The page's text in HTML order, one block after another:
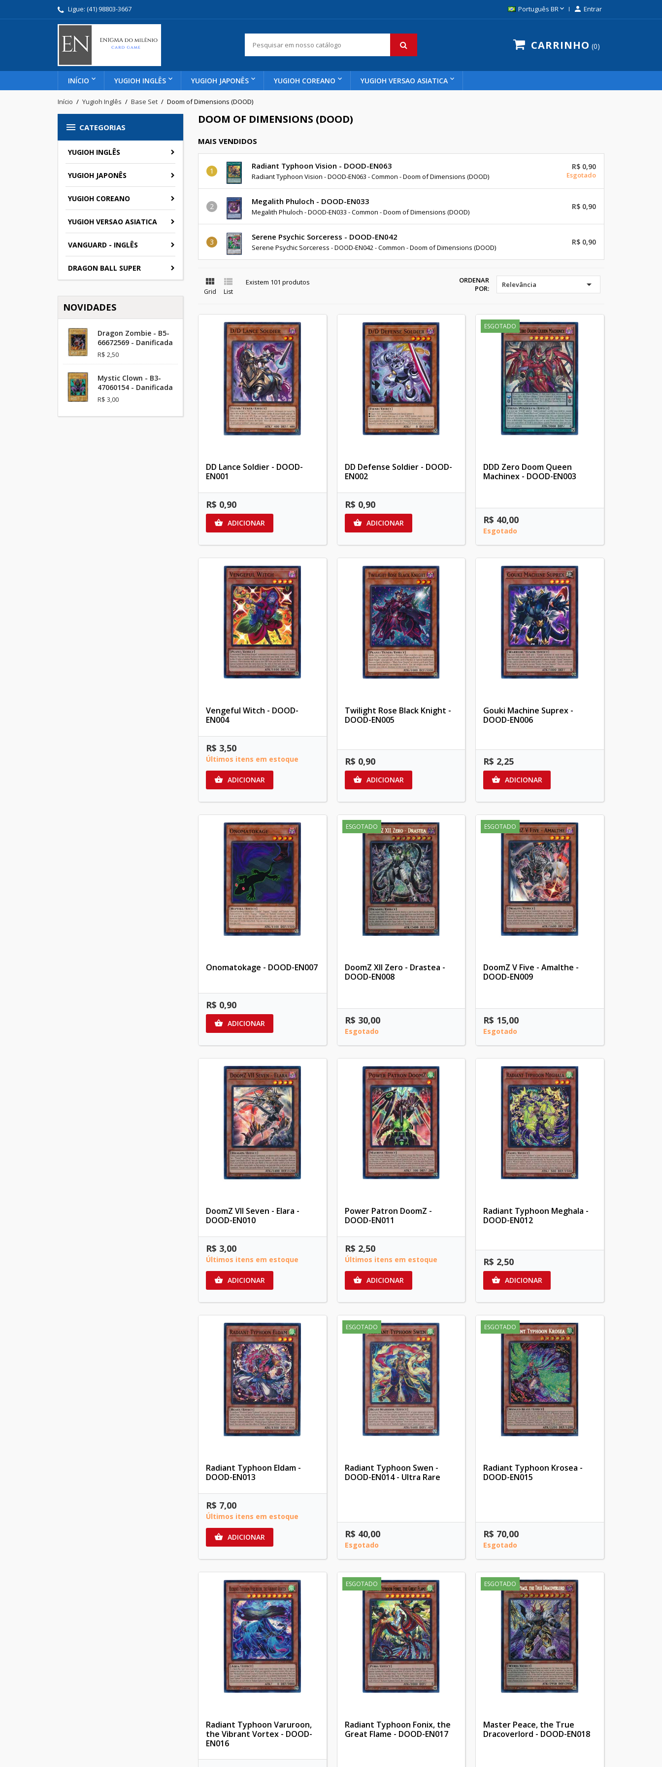
Ligue: (41) 98803-3667 Português BR  Entrar
CARRINHO 0
INÍCIO YUGIOH INGLÊS YUGIOH JAPONÊS YUGIOH COREANO YUGIOH VERSAO ASIATICA
Início Yugioh Inglês Base Set Doom of Dimensions (DOOD)
 CATEGORIAS
YUGIOH INGLÊS
YUGIOH JAPONÊS
YUGIOH COREANO
YUGIOH VERSAO ASIATICA
VANGUARD - INGLÊS
DRAGON BALL SUPER
NOVIDADES
Dragon Zombie - B5-
66672569 - Danificada
R$ 2,50
Mystic Clown - B3-
47060154 - Danificada
R$ 3,00
DOOM OF DIMENSIONS (DOOD)
MAIS VENDIDOS
Radiant Typhoon Vision - DOOD-EN063
Radiant Typhoon Vision - DOOD-EN063 - Common - Doom of Dimensions (DOOD)
R$ 0,90
Esgotado
Megalith Phuloch - DOOD-EN033
Megalith Phuloch - DOOD-EN033 - Common - Doom of Dimensions (DOOD)
R$ 0,90
Serene Psychic Sorceress - DOOD-EN042
Serene Psychic Sorceress - DOOD-EN042 - Common - Doom of Dimensions (DOOD)
R$ 0,90

Grid

List
Existem 101 produtos
ORDENAR
POR:
Relevância 
DD Lance Soldier - DOOD-
EN001
R$ 0,90
 ADICIONAR
DD Defense Soldier - DOOD-
EN002
R$ 0,90
 ADICIONAR
ESGOTADO
DDD Zero Doom Queen
Machinex - DOOD-EN003
R$ 40,00
Esgotado
Vengeful Witch - DOOD-
EN004
R$ 3,50
Últimos itens em estoque
 ADICIONAR
Twilight Rose Black Knight -
DOOD-EN005
R$ 0,90
 ADICIONAR
Gouki Machine Suprex -
DOOD-EN006
R$ 2,25
 ADICIONAR
Onomatokage - DOOD-EN007
R$ 0,90
 ADICIONAR
ESGOTADO
DoomZ XII Zero - Drastea -
DOOD-EN008
R$ 30,00
Esgotado
ESGOTADO
DoomZ V Five - Amalthe -
DOOD-EN009
R$ 15,00
Esgotado
DoomZ VII Seven - Elara -
DOOD-EN010
R$ 3,00
Últimos itens em estoque
 ADICIONAR
Power Patron DoomZ -
DOOD-EN011
R$ 2,50
Últimos itens em estoque
 ADICIONAR
Radiant Typhoon Meghala -
DOOD-EN012
R$ 2,50
 ADICIONAR
Radiant Typhoon Eldam -
DOOD-EN013
R$ 7,00
Últimos itens em estoque
 ADICIONAR
ESGOTADO
Radiant Typhoon Swen -
DOOD-EN014 - Ultra Rare
R$ 40,00
Esgotado
ESGOTADO
Radiant Typhoon Krosea -
DOOD-EN015
R$ 70,00
Esgotado
Radiant Typhoon Varuroon,
the Vibrant Vortex - DOOD-
EN016
ESGOTADO
Radiant Typhoon Fonix, the
Great Flame - DOOD-EN017
ESGOTADO
Master Peace, the True
Dracoverlord - DOOD-EN018